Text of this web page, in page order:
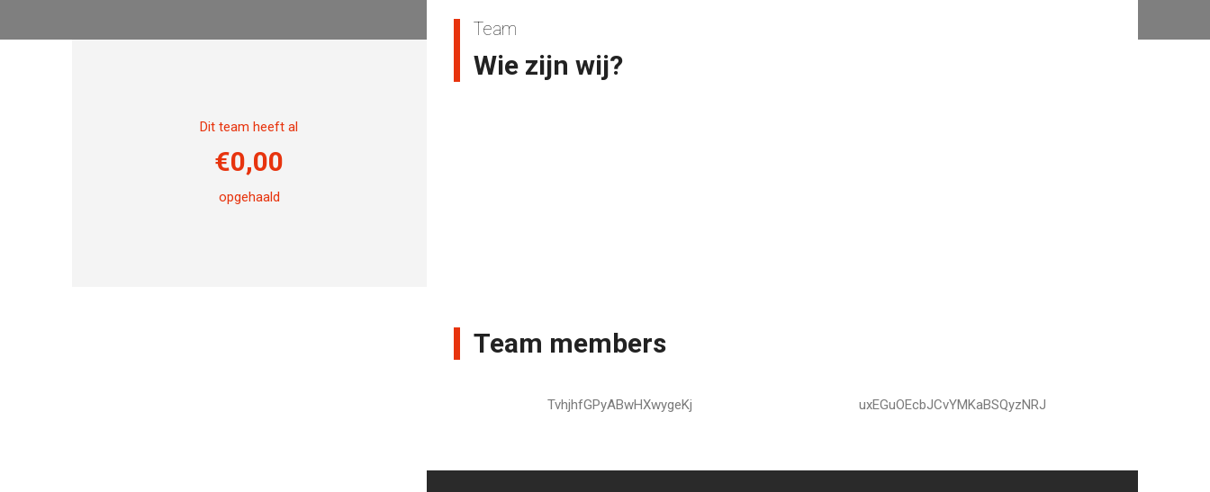
Dit team heeft al
€0,00
opgehaald
Team
Wie zijn wij?
Team members
TvhjhfGPyABwHXwygeKj uxEGuOEcbJCvYMKaBSQyzNRJ